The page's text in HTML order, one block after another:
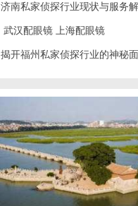
济南私家侦探行业现状与服务解析：专
武汉配眼镜 上海配眼镜
揭开福州私家侦探行业的神秘面纱：服务、